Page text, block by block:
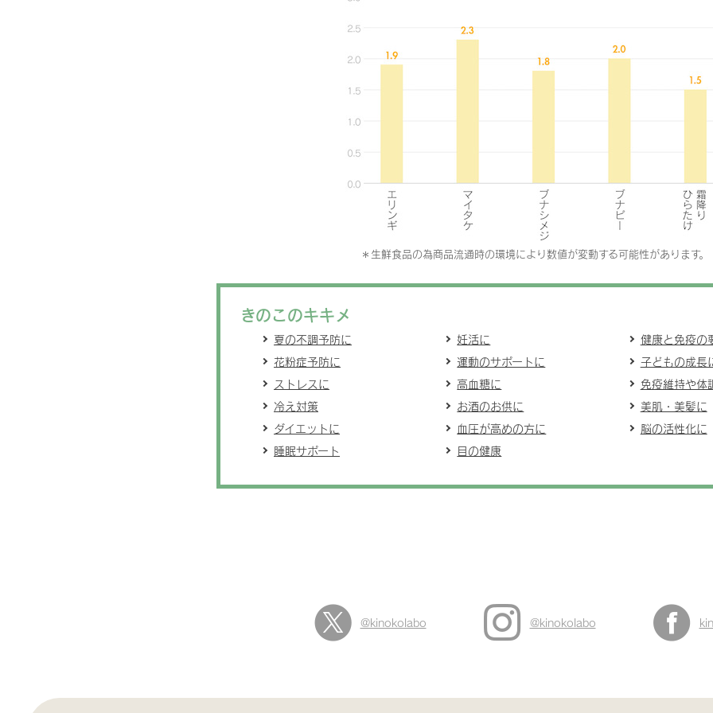
＊生鮮食品の為商品流通時の環境により数値が変動する可能性があります。
きのこのキキメ
夏の不調予防に 妊活に
健康と免疫の
花粉症予防に
運動のサポートに
子どもの成長
ストレスに
高血糖に
免疫維持や体
冷え対策
お酒のお供に
美肌・美髪に
ダイエットに
血圧が高めの方に
脳の活性化に
睡眠サポート
目の健康
@kinokolabo @kinokolabo